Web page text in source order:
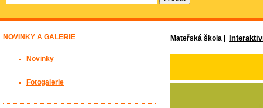
Mateřská škola |
NOVINKY A GALERIE
Novinky
Fotogalerie